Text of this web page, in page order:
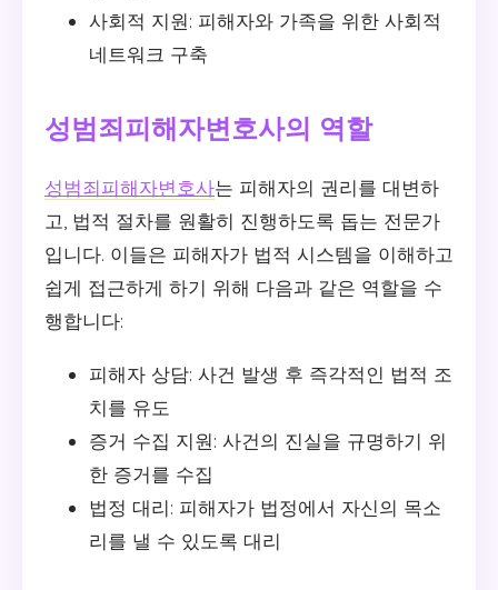
사회적 지원: 피해자와 가족을 위한 사회적
네트워크 구축
성범죄피해자변호사의 역할
성범죄피해자변호사는 피해자의 권리를 대변하
고, 법적 절차를 원활히 진행하도록 돕는 전문가
입니다. 이들은 피해자가 법적 시스템을 이해하고
쉽게 접근하게 하기 위해 다음과 같은 역할을 수
행합니다:
피해자 상담: 사건 발생 후 즉각적인 법적 조
치를 유도
증거 수집 지원: 사건의 진실을 규명하기 위
한 증거를 수집
법정 대리: 피해자가 법정에서 자신의 목소
리를 낼 수 있도록 대리